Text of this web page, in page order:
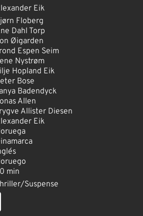
Eik
Floberg
Dahl Torp
Øigarden
Espen Seim
Nystrøm
Hopland Eik
Bose
Badendyck
Allen
Allister Diesen
Eik
min
Suspense